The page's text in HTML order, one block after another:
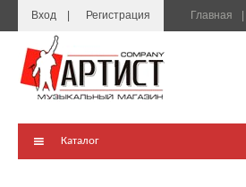
Вход Регистрация Главная
Каталог